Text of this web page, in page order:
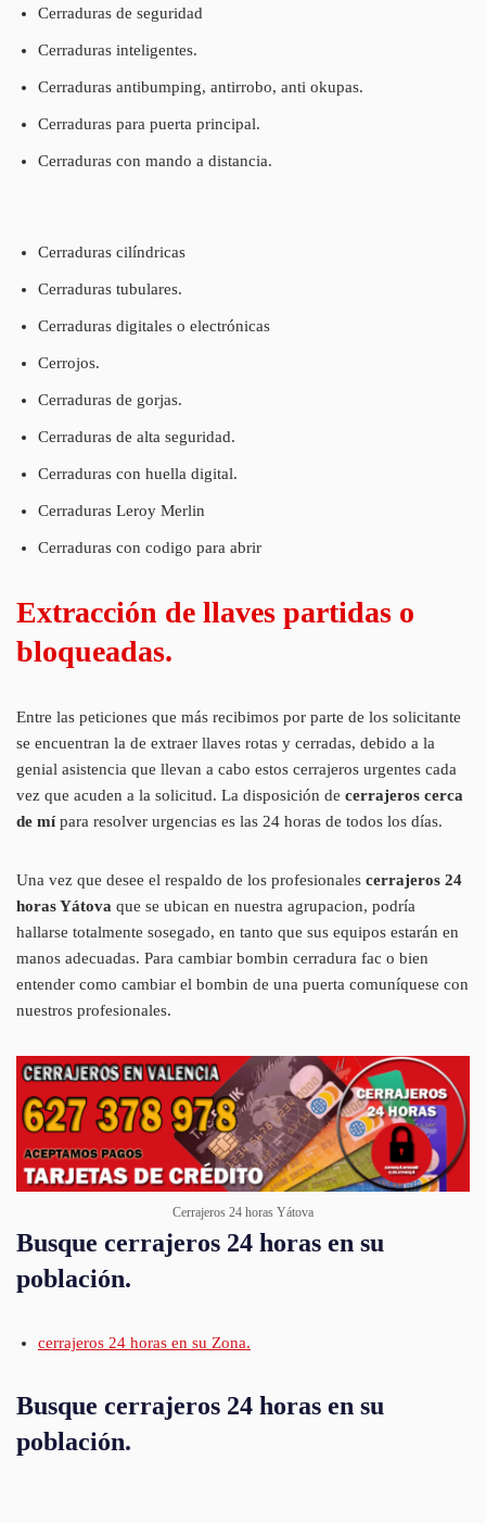
Cerraduras de seguridad
Cerraduras inteligentes.
Cerraduras antibumping, antirrobo, anti okupas.
Cerraduras para puerta principal.
Cerraduras con mando a distancia.
Cerraduras cilíndricas
Cerraduras tubulares.
Cerraduras digitales o electrónicas
Cerrojos.
Cerraduras de gorjas.
Cerraduras de alta seguridad.
Cerraduras con huella digital.
Cerraduras Leroy Merlin
Cerraduras con codigo para abrir
Extracción de llaves partidas o
bloqueadas.
Entre las peticiones que más recibimos por parte de los solicitante
se encuentran la de extraer llaves rotas y cerradas, debido a la
genial asistencia que llevan a cabo estos cerrajeros urgentes cada
vez que acuden a la solicitud. La disposición de cerrajeros cerca
de mípara resolver urgencias es las 24 horas de todos los días.
Una vez que desee el respaldo de los profesionales cerrajeros 24
horas Yátova que se ubican en nuestra agrupacion, podría
hallarse totalmente sosegado, en tanto que sus equipos estarán en
manos adecuadas. Para cambiar bombin cerradura fac o bien
entender como cambiar el bombin de una puerta comuníquese con
nuestros profesionales.
Cerrajeros 24 horas Yátova
Busque cerrajeros 24 horas en su
población.
cerrajeros 24 horas en su Zona.
Busque cerrajeros 24 horas en su
población.